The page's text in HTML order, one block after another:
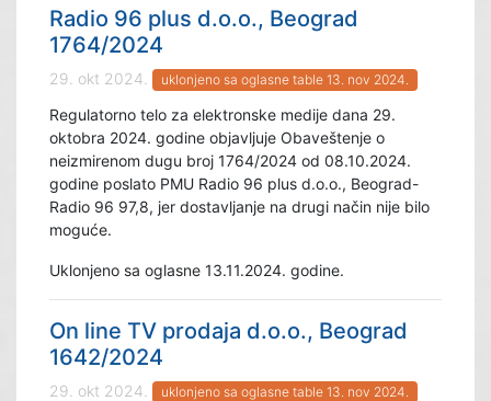
Radio 96 plus d.o.o., Beograd
1764/2024
29. okt 2024. uklonjeno sa oglasne table 13. nov 2024.
Regulatorno telo za elektronske medije dana 29.
oktobra 2024. godine objavljuje Obaveštenje o
neizmirenom dugu broj 1764/2024 od 08.10.2024.
godine poslato PMU Radio 96 plus d.o.o., Beograd-
Radio 96 97,8, jer dostavljanje na drugi način nije bilo
moguće.
Uklonjeno sa oglasne 13.11.2024. godine.
On line TV prodaja d.o.o., Beograd
1642/2024
29. okt 2024. uklonjeno sa oglasne table 13. nov 2024.